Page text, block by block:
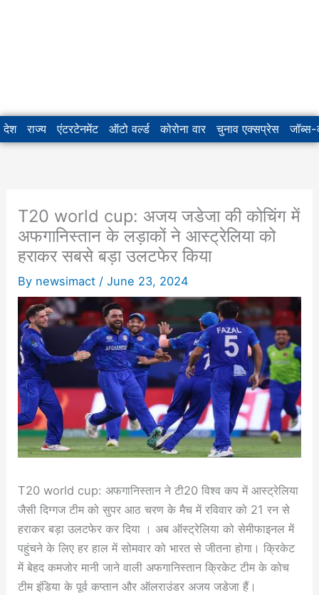
देश राज्य एंटरटेनमेंट ऑटो वर्ल्ड कोरोना वार चुनाव एक्सप्रेस जॉब्स-
T20 world cup: अजय जडेजा की कोचिंग ‌‌में
अफगानिस्तान के लड़ाकों ने आस्ट्रेलिया को
हराकर सबसे बड़ा उलटफेर किया
By newsimact /June 23, 2024
T20 world cup: अफगानिस्तान ने टी20 विश्व कप में आस्ट्रेलिया
जैसी दिग्गज टीम को सुपर आठ चरण के मैच में रविवार को 21 रन से
हराकर बड़ा उलटफेर कर दिया । अब ऑस्ट्रेलिया को सेमीफाइनल में
पहुंचने के लिए हर हाल में सोमवार को भारत से जीतना होगा। क्रिकेट
में बेहद कमजोर मानी जाने वाली अफगानिस्तान क्रिकेट टीम के कोच
टीम इंडिया के पूर्व कप्तान और ऑलराउंडर अजय जडेजा हैं।